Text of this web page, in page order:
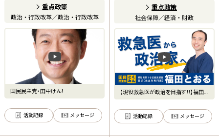
重点政策
政治・行政改革／政治・行政改革
国民民主党・田中けん！
活動記録 メッセージ
代の負担を抑制しながら、世界
一の日本の医療と命を守りま
重点政策
社会保障／経済・財政
【現役救急医が政治を目指す!!】福田と
おる 国民民主党(愛知
活動記録 メッセージ